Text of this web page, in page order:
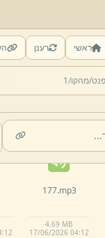
ראשי רענן
מהקו/1
17/06/2026 04:12
12
177.mp3
4.69 MB
17/06/2026 04:12
12